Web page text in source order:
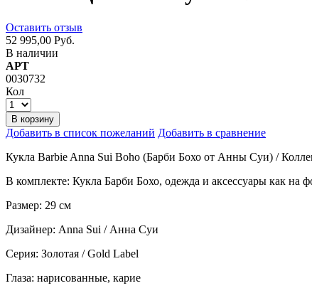
Оставить отзыв
52 995,00 Руб.
В наличии
АРТ
0030732
Кол
В корзину
Добавить в список пожеланий Добавить в сравнение
Кукла Barbie Anna Sui Boho (Барби Бохо от Анны Суи) /
В комплекте: Кукла Барби Бохо, одежда и аксессуары как на
Размер: 29 см
Дизайнер: Anna Sui / Анна Суи
Серия: Золотая / Gold Label
Глаза: нарисованные, карие